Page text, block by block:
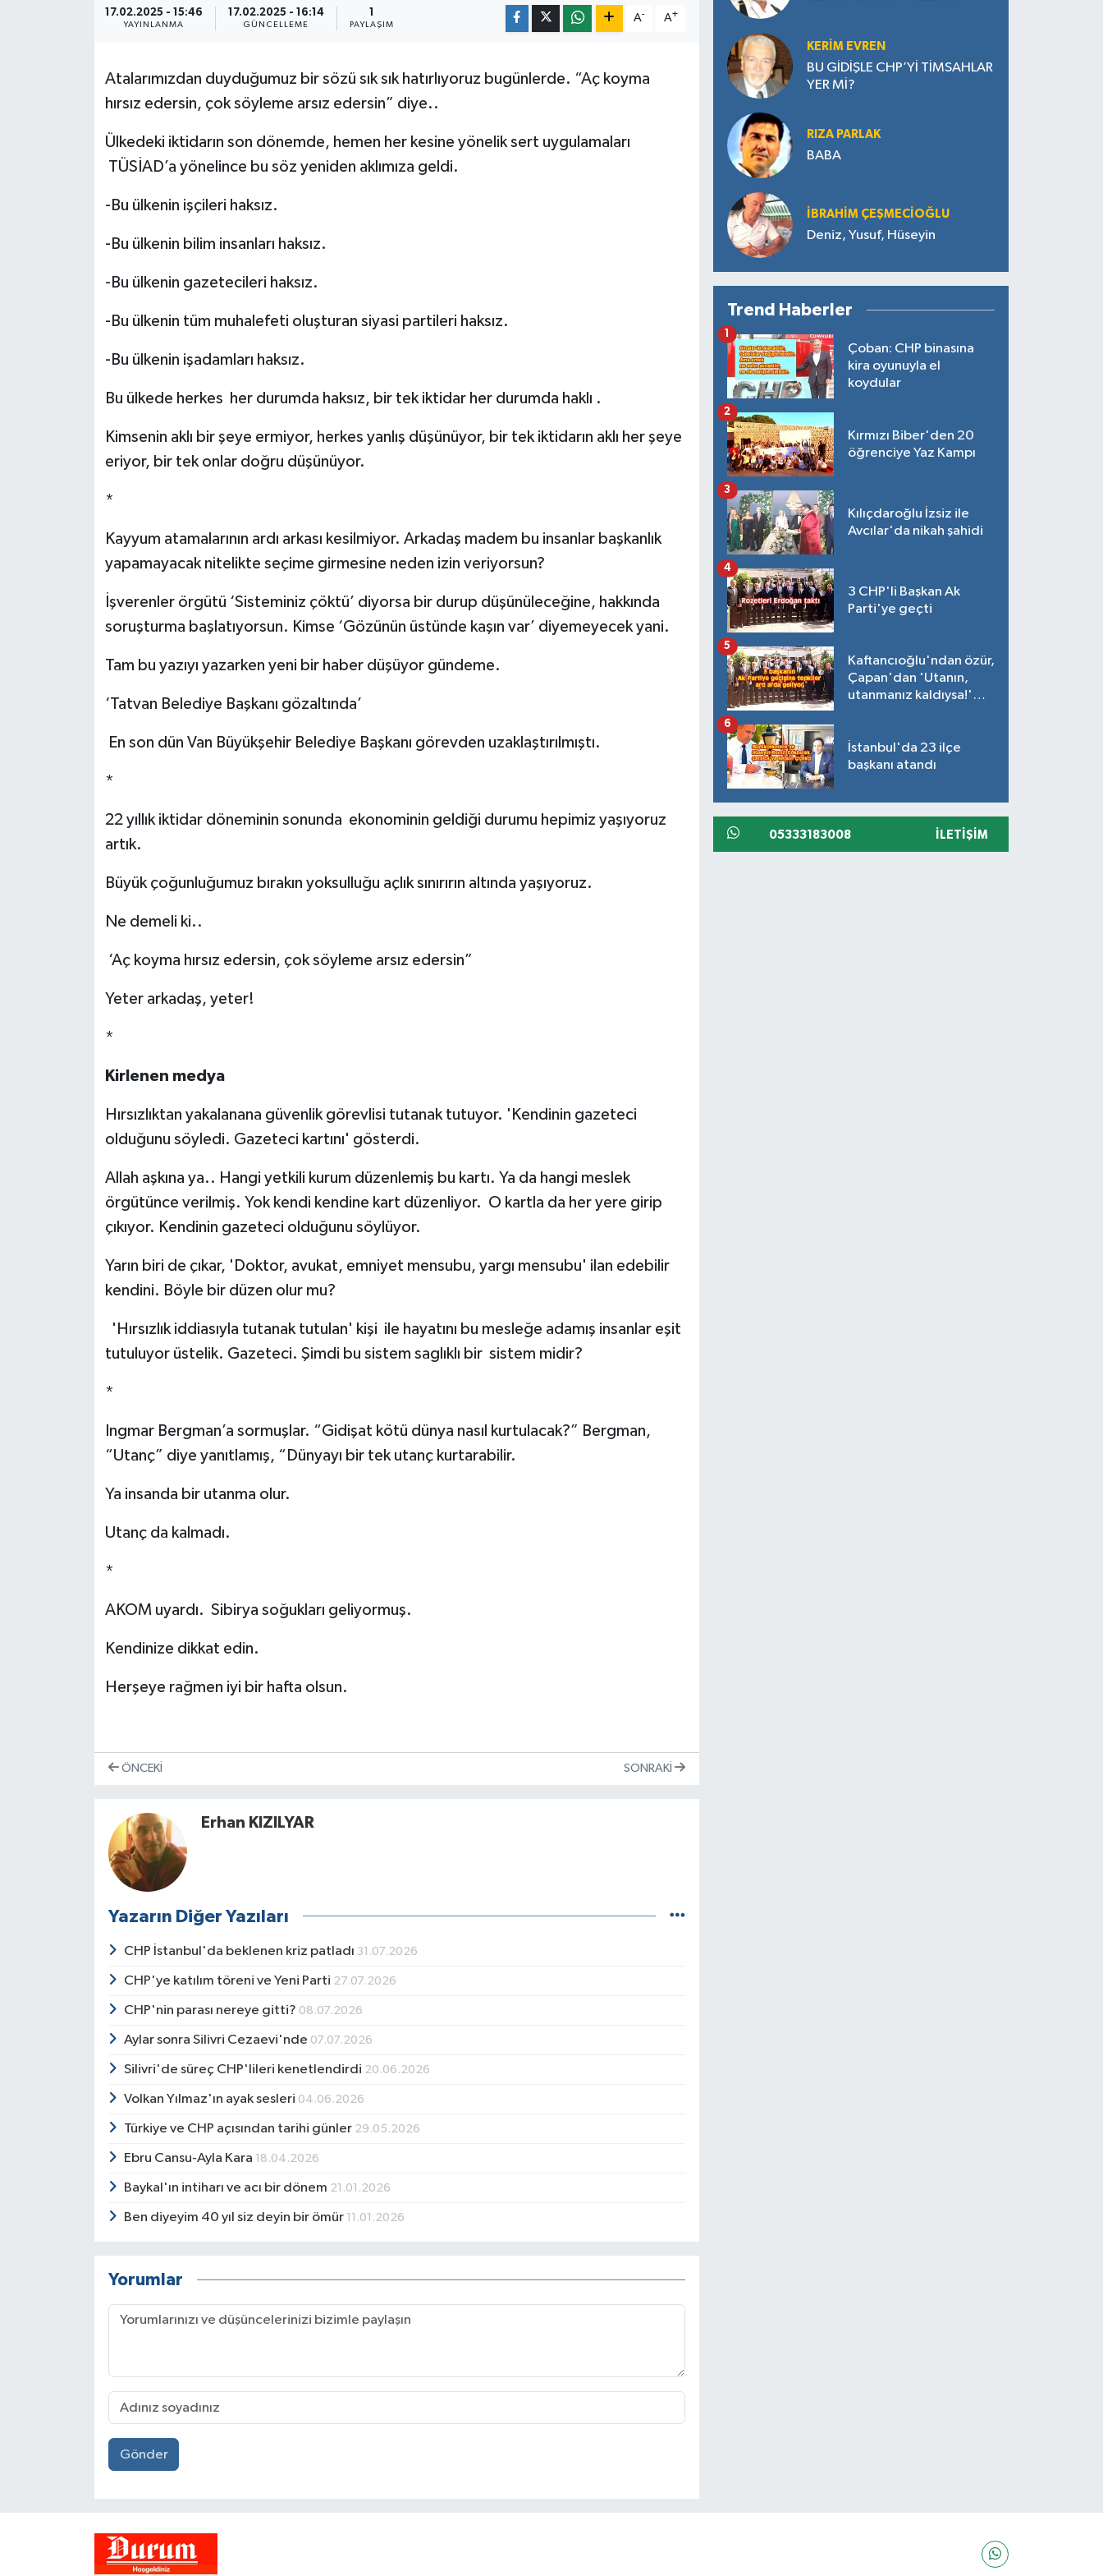
17.02.2025 - 15:46
YAYINLANMA
17.02.2025 - 16:14
GÜNCELLEME
1
PAYLAŞIM
A- A+
Atalarımızdan duyduğumuz bir sözü sık sık hatırlıyoruz bugünlerde. “Aç koyma
hırsız edersin, çok söyleme arsız edersin” diye..
Ülkedeki iktidarın son dönemde, hemen her kesine yönelik sert uygulamaları
TÜSİAD’a yönelince bu söz yeniden aklımıza geldi.
-Bu ülkenin işçileri haksız.
-Bu ülkenin bilim insanları haksız.
-Bu ülkenin gazetecileri haksız.
-Bu ülkenin tüm muhalefeti oluşturan siyasi partileri haksız.
-Bu ülkenin işadamları haksız.
Bu ülkede herkes her durumda haksız, bir tek iktidar her durumda haklı .
Kimsenin aklı bir şeye ermiyor, herkes yanlış düşünüyor, bir tek iktidarın aklı her şeye
eriyor, bir tek onlar doğru düşünüyor.
*
Kayyum atamalarının ardı arkası kesilmiyor. Arkadaş madem bu insanlar başkanlık
yapamayacak nitelikte seçime girmesine neden izin veriyorsun?
İşverenler örgütü ‘Sisteminiz çöktü’ diyorsa bir durup düşünüleceğine, hakkında
soruşturma başlatıyorsun. Kimse ‘Gözünün üstünde kaşın var’ diyemeyecek yani.
Tam bu yazıyı yazarken yeni bir haber düşüyor gündeme.
‘Tatvan Belediye Başkanı gözaltında’
En son dün Van Büyükşehir Belediye Başkanı görevden uzaklaştırılmıştı.
*
22 yıllık iktidar döneminin sonunda ekonominin geldiği durumu hepimiz yaşıyoruz
artık.
Büyük çoğunluğumuz bırakın yoksulluğu açlık sınırırın altında yaşıyoruz.
Ne demeli ki..
‘Aç koyma hırsız edersin, çok söyleme arsız edersin”
Yeter arkadaş, yeter!
*
Kirlenen medya
Hırsızlıktan yakalanana güvenlik görevlisi tutanak tutuyor. 'Kendinin gazeteci
olduğunu söyledi. Gazeteci kartını' gösterdi.
Allah aşkına ya.. Hangi yetkili kurum düzenlemiş bu kartı. Ya da hangi meslek
örgütünce verilmiş. Yok kendi kendine kart düzenliyor. O kartla da her yere girip
çıkıyor. Kendinin gazeteci olduğunu söylüyor.
Yarın biri de çıkar, 'Doktor, avukat, emniyet mensubu, yargı mensubu' ilan edebilir
kendini. Böyle bir düzen olur mu?
'Hırsızlık iddiasıyla tutanak tutulan' kişi ile hayatını bu mesleğe adamış insanlar eşit
tutuluyor üstelik. Gazeteci. Şimdi bu sistem saglıklı bir sistem midir?
*
Ingmar Bergman’a sormuşlar. “Gidişat kötü dünya nasıl kurtulacak?” Bergman,
“Utanç” diye yanıtlamış, “Dünyayı bir tek utanç kurtarabilir.
Ya insanda bir utanma olur.
Utanç da kalmadı.
*
AKOM uyardı. Sibirya soğukları geliyormuş.
Kendinize dikkat edin.
Herşeye rağmen iyi bir hafta olsun.
ÖNCEKI SONRAKI
Erhan KIZILYAR
Yazarın Diğer Yazıları
CHP İstanbul'da beklenen kriz patladı 31.07.2026
CHP'ye katılım töreni ve Yeni Parti 27.07.2026
CHP'nin parası nereye gitti? 08.07.2026
Aylar sonra Silivri Cezaevi'nde 07.07.2026
Silivri'de süreç CHP'lileri kenetlendirdi 20.06.2026
Volkan Yılmaz'ın ayak sesleri 04.06.2026
Türkiye ve CHP açısından tarihi günler 29.05.2026
Ebru Cansu-Ayla Kara 18.04.2026
Baykal'ın intiharı ve acı bir dönem 21.01.2026
Ben diyeyim 40 yıl siz deyin bir ömür 11.01.2026
Yorumlar
Gönder
KERIM EVREN
BU GİDİŞLE CHP’Yİ TİMSAHLAR
YER Mİ?
RIZA PARLAK
BABA
İBRAHIM ÇEŞMECİOĞLU
Deniz, Yusuf, Hüseyin
Trend Haberler
Çoban: CHP binasına
kira oyunuyla el
koydular
1
Kırmızı Biber'den 20
öğrenciye Yaz Kampı
2
Kılıçdaroğlu İzsiz ile
Avcılar'da nikah şahidi
3
3 CHP'li Başkan Ak
Parti'ye geçti
4
Kaftancıoğlu'ndan özür,
Çapan'dan 'Utanın,
utanmanız kaldıysa!'
5
İstanbul'da 23 ilçe
başkanı atandı
6
05333183008 İLETIŞIM